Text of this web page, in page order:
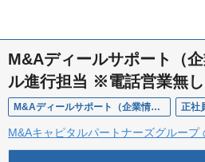
M&Aディールサポート（
ル進行担当 ※電話営業無し
M&Aディールサポート（企業情報部） 正社
M&Aキャピタルパートナーズグループ